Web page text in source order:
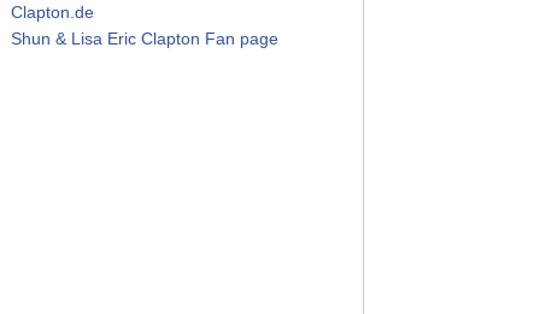
Clapton.de
Shun & Lisa Eric Clapton Fan page